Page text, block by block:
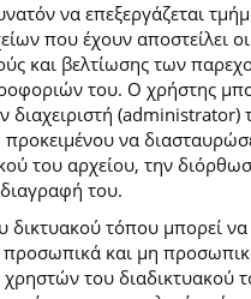
να επεξεργάζεται
που έχουν αποστείλει
και βελτίωσης των
του. Ο χρήστης
διαχειριστή (administrator)
να
του αρχείου, την
του.
δικτυακού τόπου μπορεί να
και μη
του διαδικτυακού